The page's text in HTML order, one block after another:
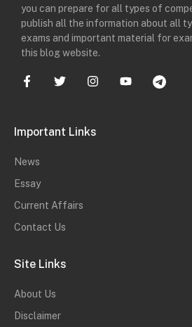
you can prepare for all types of
publish all the information about all
exams and important material for
this blog website.
Important Links
News
Essay
Current Affairs
Contact Us
Site Links
About Us
Disclaimer